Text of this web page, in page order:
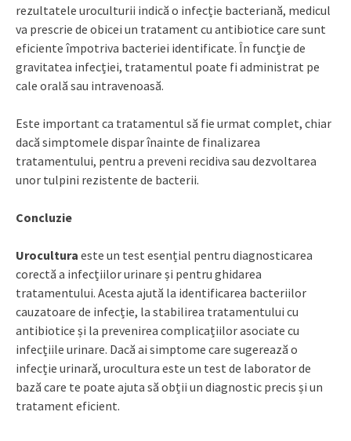
rezultatele uroculturii indică o infecție bacteriană, medicul
va prescrie de obicei un tratament cu antibiotice care sunt
eficiente împotriva bacteriei identificate. În funcție de
gravitatea infecției, tratamentul poate fi administrat pe
cale orală sau intravenoasă.
Este important ca tratamentul să fie urmat complet, chiar
dacă simptomele dispar înainte de finalizarea
tratamentului, pentru a preveni recidiva sau dezvoltarea
unor tulpini rezistente de bacterii.
Concluzie
Urocultura este un test esențial pentru diagnosticarea
corectă a infecțiilor urinare și pentru ghidarea
tratamentului. Acesta ajută la identificarea bacteriilor
cauzatoare de infecție, la stabilirea tratamentului cu
antibiotice și la prevenirea complicațiilor asociate cu
infecțiile urinare. Dacă ai simptome care sugerează o
infecție urinară, urocultura este un test de laborator de
bază care te poate ajuta să obții un diagnostic precis și un
tratament eficient.